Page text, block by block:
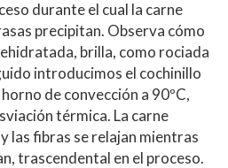
durante el cual la carne
precipitan. Observa cómo
brilla, como rociada
introducimos el cochinillo
de convección a 90ºC,
térmica. La carne
las fibras se relajan mientras
trascendental en el proceso.